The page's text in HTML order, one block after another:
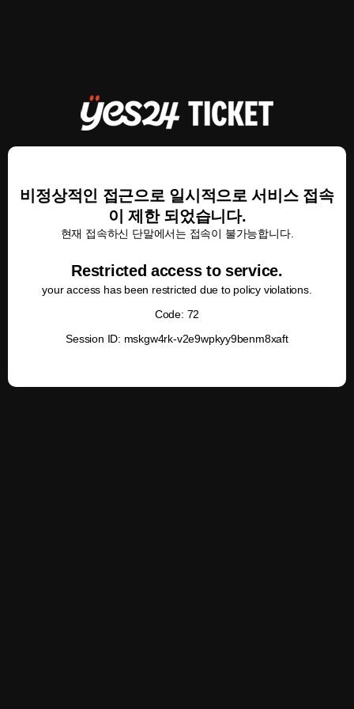
비정상적인 접근으로 일시적으로 서비스 접속
이 제한 되었습니다.
현재 접속하신 단말에서는 접속이 불가능합니다.
Restricted access to service.
your access has been restricted due to policy violations.
Code: 72
Session ID: mskgw4rk-v2e9wpkyy9benm8xaft